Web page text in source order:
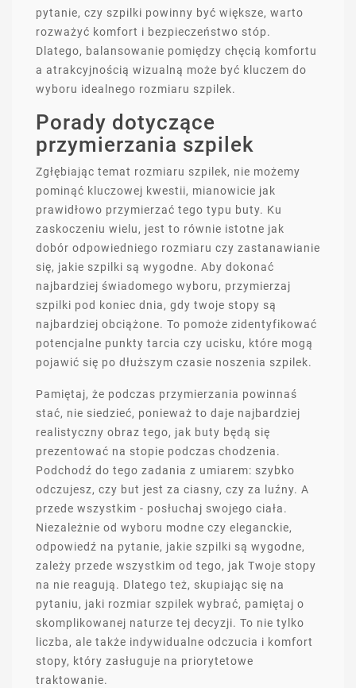
pytanie, czy szpilki powinny być większe, warto
rozważyć komfort i bezpieczeństwo stóp.
Dlatego, balansowanie pomiędzy chęcią komfortu
a atrakcyjnością wizualną może być kluczem do
wyboru idealnego rozmiaru szpilek.
Porady dotyczące
przymierzania szpilek
Zgłębiając temat rozmiaru szpilek, nie możemy
pominąć kluczowej kwestii, mianowicie jak
prawidłowo przymierzać tego typu buty. Ku
zaskoczeniu wielu, jest to równie istotne jak
dobór odpowiedniego rozmiaru czy zastanawianie
się, jakie szpilki są wygodne. Aby dokonać
najbardziej świadomego wyboru, przymierzaj
szpilki pod koniec dnia, gdy twoje stopy są
najbardziej obciążone. To pomoże zidentyfikować
potencjalne punkty tarcia czy ucisku, które mogą
pojawić się po dłuższym czasie noszenia szpilek.
Pamiętaj, że podczas przymierzania powinnaś
stać, nie siedzieć, ponieważ to daje najbardziej
realistyczny obraz tego, jak buty będą się
prezentować na stopie podczas chodzenia.
Podchodź do tego zadania z umiarem: szybko
odczujesz, czy but jest za ciasny, czy za luźny. A
przede wszystkim - posłuchaj swojego ciała.
Niezależnie od wyboru modne czy eleganckie,
odpowiedź na pytanie, jakie szpilki są wygodne,
zależy przede wszystkim od tego, jak Twoje stopy
na nie reagują. Dlatego też, skupiając się na
pytaniu, jaki rozmiar szpilek wybrać, pamiętaj o
skomplikowanej naturze tej decyzji. To nie tylko
liczba, ale także indywidualne odczucia i komfort
stopy, który zasługuje na priorytetowe
traktowanie.